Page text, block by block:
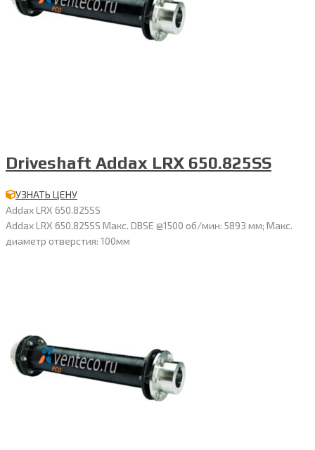
Driveshaft Addax LRX 650.825SS
УЗНАТЬ ЦЕНУ
Addax LRX 650.825SS
Addax LRX 650.825SS Макс. DBSE @1500 об/мин: 5893 мм; Макс.
диаметр отверстия: 100мм